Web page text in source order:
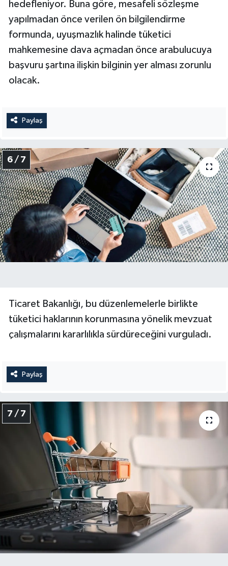
hedefleniyor. Buna göre, mesafeli sözleşme
yapılmadan önce verilen ön bilgilendirme
formunda, uyuşmazlık halinde tüketici
mahkemesine dava açmadan önce arabulucuya
başvuru şartına ilişkin bilginin yer alması zorunlu
olacak.
Paylaş
6 / 7
Ticaret Bakanlığı, bu düzenlemelerle birlikte
tüketici haklarının korunmasına yönelik mevzuat
çalışmalarını kararlılıkla sürdüreceğini vurguladı.
Paylaş
7 / 7